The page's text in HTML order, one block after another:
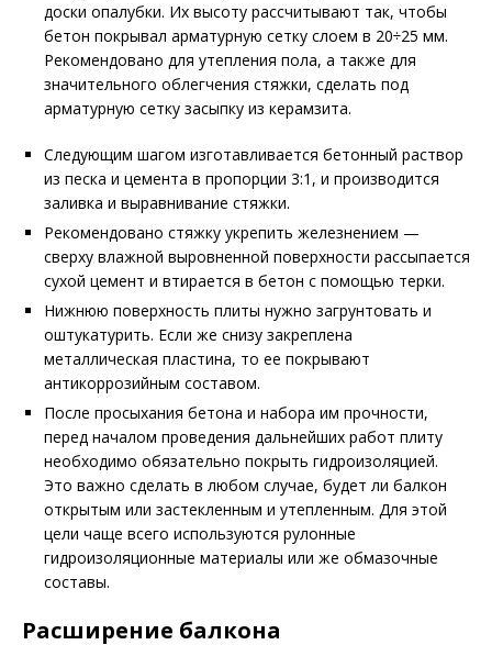
доски опалубки. Их высоту рассчитывают так, чтобы
бетон покрывал арматурную сетку слоем в 20÷25 мм.
Рекомендовано для утепления пола, а также для
значительного облегчения стяжки, сделать под
арматурную сетку засыпку из керамзита.
Следующим шагом изготавливается бетонный раствор
из песка и цемента в пропорции 3:1, и производится
заливка и выравнивание стяжки.
Рекомендовано стяжку укрепить железнением —
сверху влажной выровненной поверхности рассыпается
сухой цемент и втирается в бетон с помощью терки.
Нижнюю поверхность плиты нужно загрунтовать и
оштукатурить. Если же снизу закреплена
металлическая пластина, то ее покрывают
антикоррозийным составом.
После просыхания бетона и набора им прочности,
перед началом проведения дальнейших работ плиту
необходимо обязательно покрыть гидроизоляцией.
Это важно сделать в любом случае, будет ли балкон
открытым или застекленным и утепленным. Для этой
цели чаще всего используются рулонные
гидроизоляционные материалы или же обмазочные
составы.
Расширение балкона